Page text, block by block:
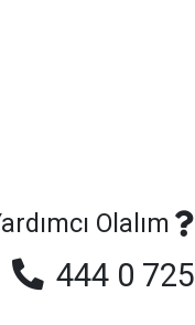
Olalım
444 0 725